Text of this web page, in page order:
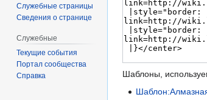
Шаблоны,
Шаблон:Алмазная
Служебные страницы
Сведения о странице
Служебные
Текущие события
Портал сообщества
Справка